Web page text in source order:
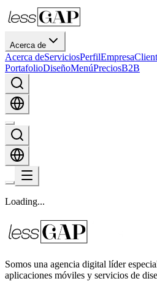
Acerca de
Acerca deServiciosPerfilEmpresa
PortafolioDiseñoMenúPreciosB2B
Loading...
Somos una agencia digital líder
aplicaciones móviles y servicios de